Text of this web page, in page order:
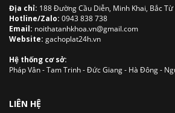
Địa chỉ: 188 Đường Cầu Diễn, Minh Khai, Bắc
Hotline/Zalo: 0943 838 738
Email: noithatanhkhoa.vn@gmail.com
Website: gachoplat24h.vn
Hệ thống cơ sở:
Pháp Vân - Tam Trinh - Đức Giang - Hà Đông -
LIÊN HỆ